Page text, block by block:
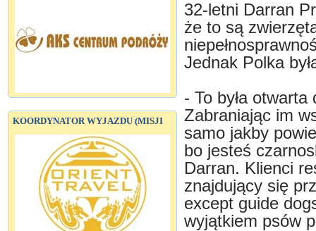
KOORDYNATOR WYJAZDU (MISJI
32-letni Darran
że to są
Jednak Polka
- To była
Zabraniając im
samo jakby
bo jesteś
Darran. Klienci
znajdujący się
except guide
wyjątkiem psów